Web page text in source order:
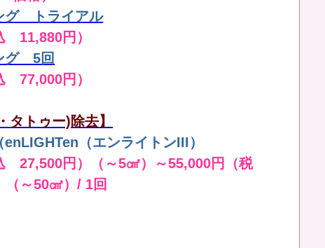
グ トライアル
11,880円）
グ 5回
77,000円）
タトゥー)除去】
（エンライトンIII）
27,500円）（～5㎠）～55,000円（税
～50㎠）/ 1回